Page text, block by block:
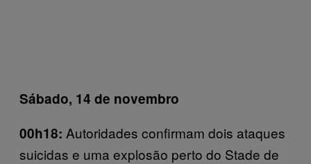
Sábado, 14 de novembro
00h18: Autoridades confirmam dois ataques
suicidas e uma explosão perto do Stade de